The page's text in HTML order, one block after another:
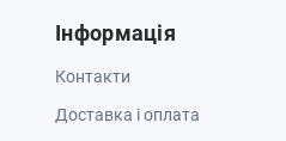
Інформація
Контакти
Доставка і оплата